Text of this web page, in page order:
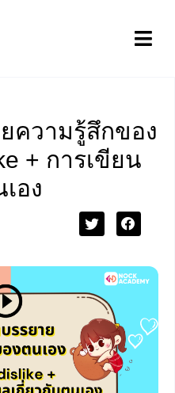
ความรู้สึกของ
+ การเขียน
อง